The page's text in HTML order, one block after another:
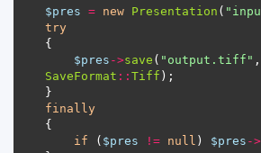
$pres = new Presentation (
try
$pres ->save ( "output.tiff"
SaveFormat :: Tiff
finally
if ( $pres != null ) $pres ->